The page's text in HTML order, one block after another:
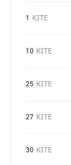
1 KITE
10 KITE
25 KITE
27 KITE
30 KITE